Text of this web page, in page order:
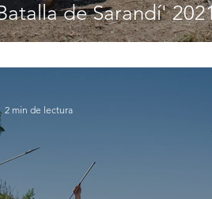
de Sarandí'
2 min de lectura